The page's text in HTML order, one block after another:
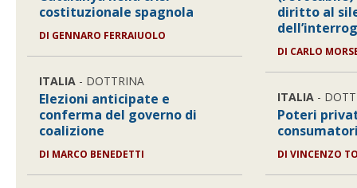
costituzionale spagnola
DI GENNARO FERRAIUOLO
ITALIA - DOTTRINA
Elezioni anticipate e
conferma del governo di
coalizione
DI MARCO BENEDETTI
diritto al
DI CARLO
ITALIA -
Poteri
DIVINCENZO